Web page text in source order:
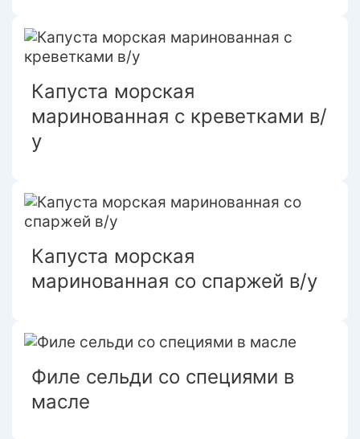
Капуста морская
маринованная с креветками в/
у
Капуста морская
маринованная со спаржей в/у
Филе сельди со специями в
масле